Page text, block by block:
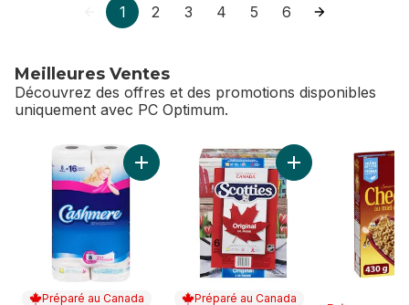
1 2 3 4 5 6
Meilleures Ventes
Découvrez des offres et des promotions disponibles
uniquement avec PC Optimum.
sauter Meilleures Ventes
Préparé au Canada
Ajouter Papier hygiénique, 8 rouleaux,
Préparé au Canada
Ajouter Boîte de